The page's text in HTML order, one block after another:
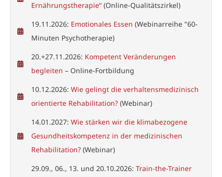
Ernährungstherapie“ (Online-Qualitätszirkel)
19.11.2026: Emotionales Essen (Webinarreihe "60-
Minuten Psychotherapie)
20.+27.11.2026: Kompetent Veränderungen
begleiten – Online-Fortbildung
10.12.2026: Wie gelingt die verhaltensmedizinisch
orientierte Rehabilitation? (Webinar)
14.01.2027: Wie stärken wir die klimabezogene
Gesundheitskompetenz in der medizinischen
Rehabilitation? (Webinar)
29.09., 06., 13. und 20.10.2026: Train-the-Trainer